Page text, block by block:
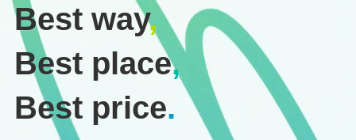
Best way,
Best place,
Best price.